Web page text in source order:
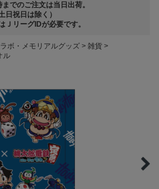
でのご注文は当日出荷。
土日祝日は除く）
ＪリーグIDが必要です。
ボ・メモリアルグッズ
雑貨
ル